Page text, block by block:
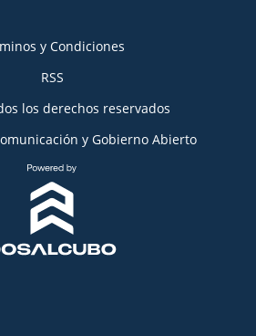
y Condiciones
RSS
los derechos reservados
y Gobierno Abierto